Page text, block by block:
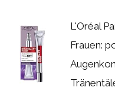
L'Oréal
Frauen: